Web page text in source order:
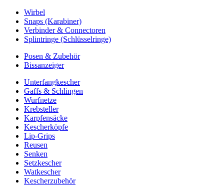
Wirbel
Snaps (Karabiner)
Verbinder & Connectoren
Splintringe (Schlüsselringe)
Posen & Zubehör
Bissanzeiger
Unterfangkescher
Gaffs & Schlingen
Wurfnetze
Krebsteller
Karpfensäcke
Kescherköpfe
Lip-Grips
Reusen
Senken
Setzkescher
Watkescher
Kescherzubehör